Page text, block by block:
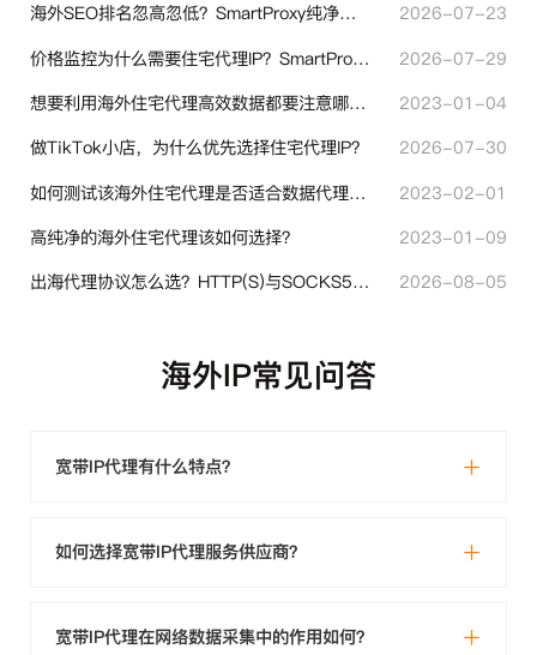
海外SEO排名忽高忽低？SmartProxy纯净住宅IP助力站点权重稳定
2026-07-23
价格监控为什么需要住宅代理IP？SmartProxy助力跨境商家实现全球竞品数据采集
2026-07-29
想要利用海外住宅代理高效数据都要注意哪些地方？
2023-01-04
做TikTok小店，为什么优先选择住宅代理IP？
2026-07-30
如何测试该海外住宅代理是否适合数据代理使用？
2023-02-01
高纯净的海外住宅代理该如何选择？
2023-01-09
出海代理协议怎么选？HTTP(S)与SOCKS5核心差异与选型技巧
2026-08-05
海外IP常见问答
宽带IP代理有什么特点？
如何选择宽带IP代理服务供应商？
宽带IP代理在网络数据采集中的作用如何？